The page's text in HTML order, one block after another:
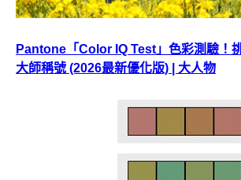
Pantone「Color IQ Test」色彩測驗！
大師稱號 (2026最新優化版) | 大人物